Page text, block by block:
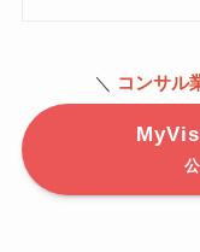
＼ コンサル